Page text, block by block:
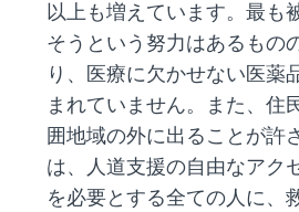
以上も増えています。最も
そうという努力はあるもの
り、医療に欠かせない医薬
まれていません。また、住
囲地域の外に出ることが許
は、人道支援の自由なアク
を必要とする全ての人に、